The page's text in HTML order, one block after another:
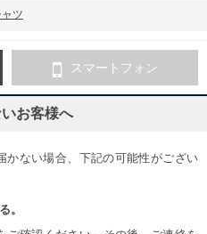
ツ
スマートフォン
お客様へ
かない場合、下記の可能性がござい
。